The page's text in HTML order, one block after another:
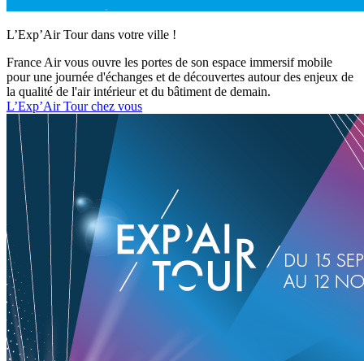
L’Exp’Air Tour dans votre ville !
France Air vous ouvre les portes de son espace immersif mobile
pour une journée d'échanges et de découvertes autour des enjeux de
la qualité de l'air intérieur et du bâtiment de demain.
L’Exp’Air Tour chez vous